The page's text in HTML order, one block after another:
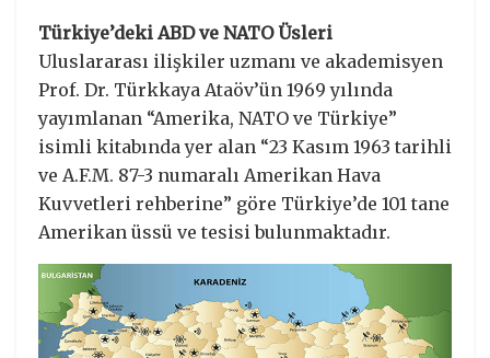
Türkiye’deki ABD ve NATO Üsleri
Uluslararası ilişkiler uzmanı ve akademisyen
Prof. Dr. Türkkaya Ataöv’ün 1969 yılında
yayımlanan “Amerika, NATO ve Türkiye”
isimli kitabında yer alan “23 Kasım 1963 tarihli
ve A.F.M. 87-3 numaralı Amerikan Hava
Kuvvetleri rehberine” göre Türkiye’de 101 tane
Amerikan üssü ve tesisi bulunmaktadır.